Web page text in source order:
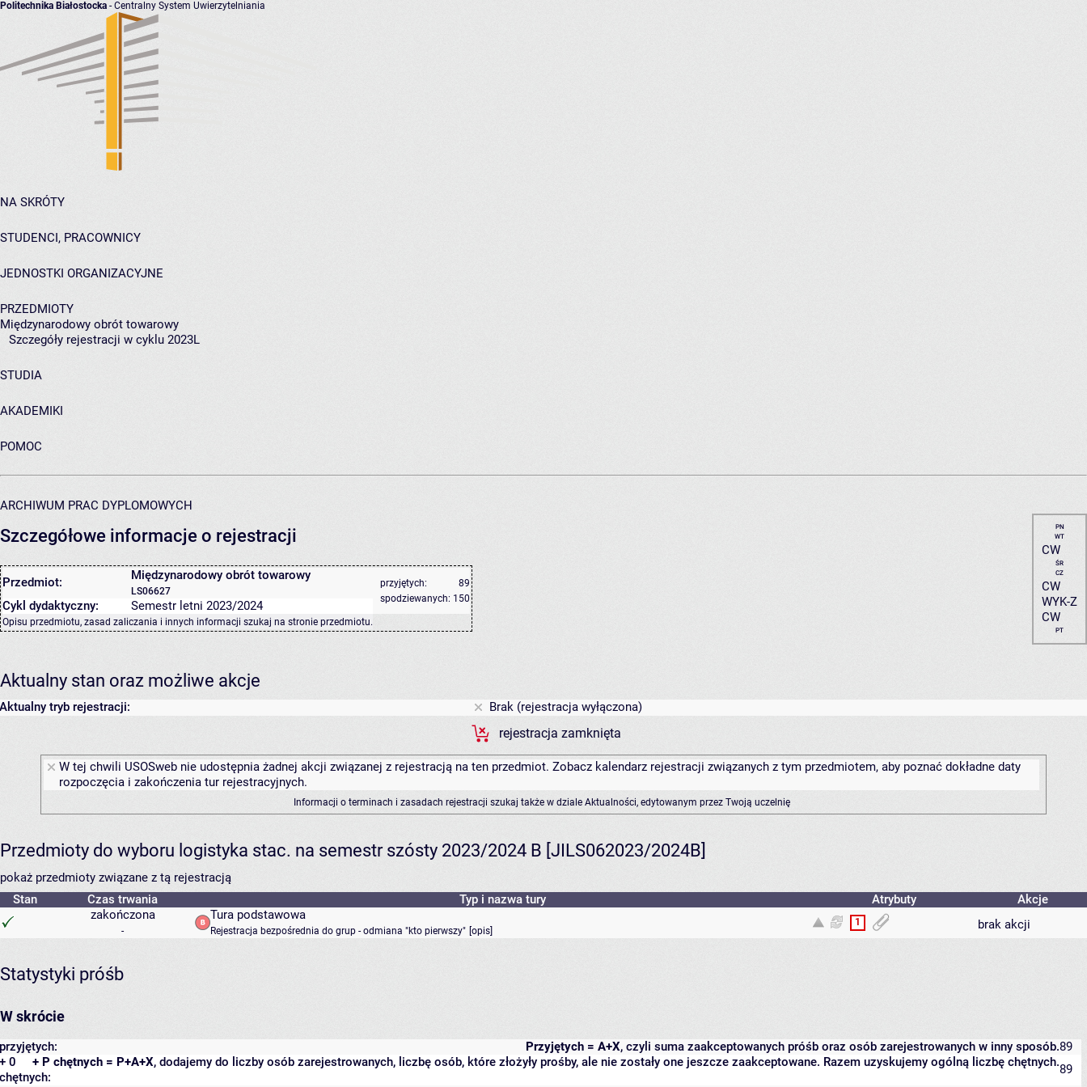
Politechnika Białostocka - Centralny System Uwierzytelniania
NA SKRÓTY
STUDENCI, PRACOWNICY
JEDNOSTKI ORGANIZACYJNE
PRZEDMIOTY
Międzynarodowy obrót towarowy
Szczegóły rejestracji w cyklu 2023L
STUDIA
AKADEMIKI
POMOC
ARCHIWUM PRAC DYPLOMOWYCH
Szczegółowe informacje o rejestracji
Przedmiot: Międzynarodowy obrót towarowy
LS06627
przyjętych:
89
spodziewanych: 150
Cykl dydaktyczny: Semestr letni 2023/2024
Opisu przedmiotu, zasad zaliczania i innych informacji szukaj na stronie przedmiotu.
PN
WT
CW
ŚR
CZ
CW
WYK-Z
CW
PT
Aktualny stan oraz możliwe akcje
Aktualny tryb rejestracji:
Brak (rejestracja wyłączona)
rejestracja zamknięta
W tej chwili USOSweb nie udostępnia żadnej akcji związanej z rejestracją na ten przedmiot. Zobacz kalendarz rejestracji związanych z tym przedmiotem, aby poznać dokładne daty
rozpoczęcia i zakończenia tur rejestracyjnych.
Informacji o terminach i zasadach rejestracji szukaj także w dziale Aktualności, edytowanym przez Twoją uczelnię
Przedmioty do wyboru logistyka stac. na semestr szósty 2023/2024 B [JILS062023/2024B]
pokaż przedmioty związane z tą rejestracją
Stan
Czas trwania Typ i nazwa tury Atrybuty
Akcje
zakończona
-
Tura podstawowa
Rejestracja bezpośrednia do grup - odmiana "kto pierwszy" [opis]
1 brak akcji
Statystyki próśb
W skrócie
Przyjętych = A+X, czyli suma zaakceptowanych próśb oraz osób zarejestrowanych w inny sposób.
przyjętych:
89
+ P chętnych = P+A+X, dodajemy do liczby osób zarejestrowanych, liczbę osób, które złożyły prośby, ale nie zostały one jeszcze zaakceptowane. Razem uzyskujemy ogólną liczbę chętnych.
+ 0
chętnych:
89